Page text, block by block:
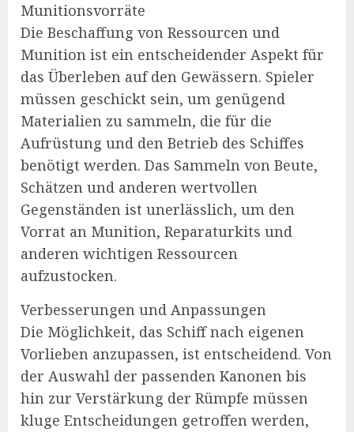
Munitionsvorräte
Die Beschaffung von Ressourcen und
Munition ist ein entscheidender Aspekt für
das Überleben auf den Gewässern. Spieler
müssen geschickt sein, um genügend
Materialien zu sammeln, die für die
Aufrüstung und den Betrieb des Schiffes
benötigt werden. Das Sammeln von Beute,
Schätzen und anderen wertvollen
Gegenständen ist unerlässlich, um den
Vorrat an Munition, Reparaturkits und
anderen wichtigen Ressourcen
aufzustocken.
Verbesserungen und Anpassungen
Die Möglichkeit, das Schiff nach eigenen
Vorlieben anzupassen, ist entscheidend. Von
der Auswahl der passenden Kanonen bis
hin zur Verstärkung der Rümpfe müssen
kluge Entscheidungen getroffen werden,